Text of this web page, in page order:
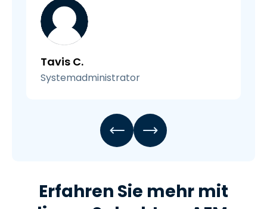
Tavis C.
Systemadministrator
Erfahren Sie mehr mit